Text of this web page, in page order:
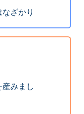
なざかり
みまし